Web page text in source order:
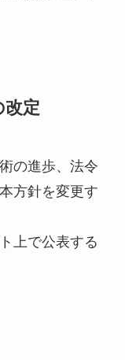
改定
の進歩、法令
方針を変更す
上で公表する